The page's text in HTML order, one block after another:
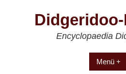
Encyclopaedia
Menü +